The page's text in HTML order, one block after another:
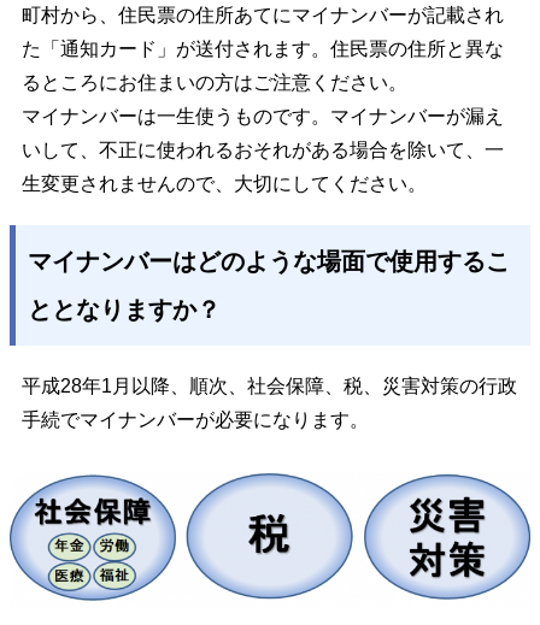
町村から、住民票の住所あてにマイナンバーが記載され
た「通知カード」が送付されます。住民票の住所と異な
るところにお住まいの方はご注意ください。
マイナンバーは一生使うものです。マイナンバーが漏え
いして、不正に使われるおそれがある場合を除いて、一
生変更されませんので、大切にしてください。
マイナンバーはどのような場面で使用するこ
ととなりますか？
平成28年1月以降、順次、社会保障、税、災害対策の行政
手続でマイナンバーが必要になります。